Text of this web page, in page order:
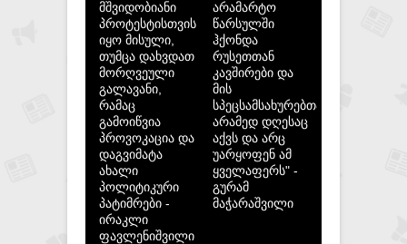
მშვიდობიანი
პროტესტისთვის
იყო მისული,
თუმცა დახვდათ
მორღვეული
გალავანი,
რამაც
გამოიწვია
პროვოკაცია და
დაგვიმატა
ახალი
პოლიტიკური
პატიმრები -
ირაკლი
ფავლენიშვილი
არამარტო
წარსულში
ჰქონდა
რუსეთთან
კავშირები და
მის
სპეცსამსახურებთან,
არამედ დღესაც
აქვს და არც
უარყოფენ ამ
ყველაფერს" -
გურამ
მაჭარაშვილი